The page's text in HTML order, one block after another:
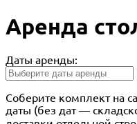
Аренда
Даты аренды:
Соберите комплект на
даты (без дат —